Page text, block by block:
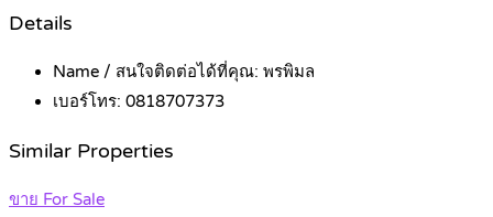
Details
Name / สนใจติดต่อได้ที่คุณ: พรพิมล
เบอร์โทร: 0818707373
Similar Properties
ขาย For Sale